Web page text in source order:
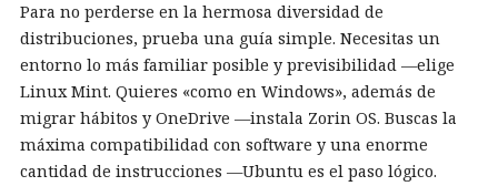
Para no perderse en la hermosa diversidad de
distribuciones, prueba una guía simple. Necesitas un
entorno lo más familiar posible y previsibilidad —elige
Linux Mint. Quieres «como en Windows», además de
migrar hábitos y OneDrive —instala Zorin OS. Buscas la
máxima compatibilidad con software y una enorme
cantidad de instrucciones —Ubuntu es el paso lógico.